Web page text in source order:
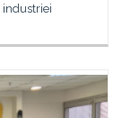
industriei